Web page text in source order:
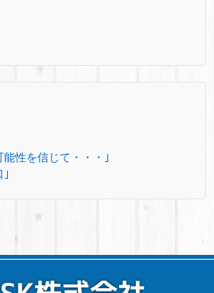
性を信じて・・・｣
｣